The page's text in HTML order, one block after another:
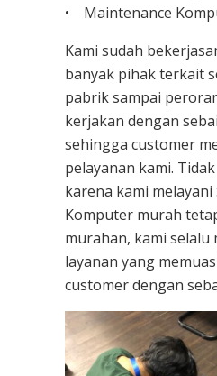
• Maintenance
Kami sudah
banyak pihak terkait
pabrik sampai
kerjakan dengan
sehingga customer
pelayanan kami.
karena kami melayani
Komputer murah
murahan, kami selalu
layanan yang
customer dengan